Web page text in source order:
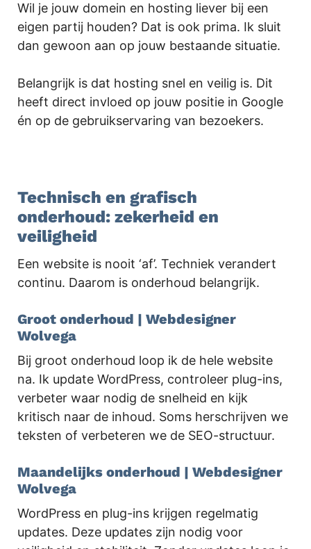
Wil je jouw domein en hosting liever bij een
eigen partij houden? Dat is ook prima. Ik sluit
dan gewoon aan op jouw bestaande situatie.
Belangrijk is dat hosting snel en veilig is. Dit
heeft direct invloed op jouw positie in Google
én op de gebruikservaring van bezoekers.
Technisch en grafisch
onderhoud: zekerheid en
veiligheid
Een website is nooit ‘af’. Techniek verandert
continu. Daarom is onderhoud belangrijk.
Groot onderhoud | Webdesigner
Wolvega
Bij groot onderhoud loop ik de hele website
na. Ik update WordPress, controleer plug-ins,
verbeter waar nodig de snelheid en kijk
kritisch naar de inhoud. Soms herschrijven we
teksten of verbeteren we de SEO-structuur.
Maandelijks onderhoud | Webdesigner
Wolvega
WordPress en plug-ins krijgen regelmatig
updates. Deze updates zijn nodig voor